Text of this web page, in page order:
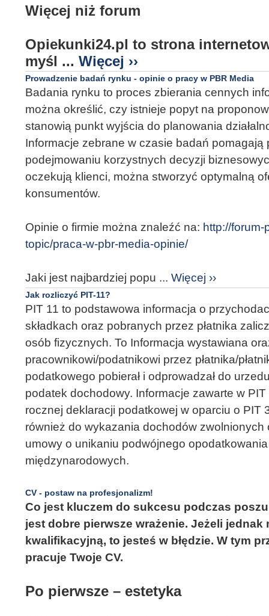
Więcej niż forum
Opiekunki24.pl to strona
myśl ... Więcej ››
Prowadzenie badań rynku - opinie o pracy w PBR Media
Badania rynku to proces zbierania cennych
można określić, czy istnieje popyt na
stanowią punkt wyjścia do planowania
Informacje zebrane w czasie badań pomagają
podejmowaniu korzystnych decyzji
oczekują klienci, można stworzyć optymalną
konsumentów.
Opinie o firmie można znaleźć na: http://
topic/praca-w-pbr-media-opinie/
Jaki jest najbardziej popu ... Więcej ››
Jak rozliczyć PIT-11?
PIT 11 to podstawowa informacja o
składkach oraz pobranych przez płatnika
osób fizycznych. To Informacja wystawiana
pracownikowi/podatnikowi przez płatnika/
podatkowego pobierał i odprowadzał do
podatek dochodowy. Informacje zawarte w
rocznej deklaracji podatkowej w oparciu o PIT
również do wykazania dochodów
umowy o unikaniu podwójnego
międzynarodowych.
CV - postaw na profesjonalizm!
Co jest kluczem do sukcesu podczas
jest dobre pierwsze wrażenie. Jeżeli
kwalifikacyjną, to jesteś w błędzie. W tym
pracuje Twoje CV.
Po pierwsze – estetyka